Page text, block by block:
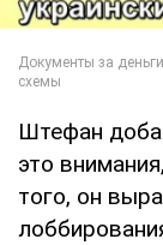
Штефан
это
того, он